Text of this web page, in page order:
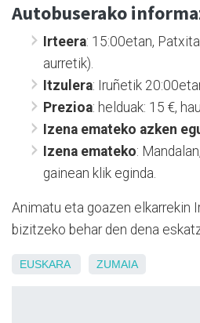
Autobuserako
Irteera: 15:00etan,
aurretik).
Itzulera: Iruñetik
Prezioa: helduak: 15 €,
Izena emateko azken
Izena emateko:
gainean klik eginda.
Animatu eta goazen elkarrekin
bizitzeko behar den dena
EUSKARA ZUMAIA